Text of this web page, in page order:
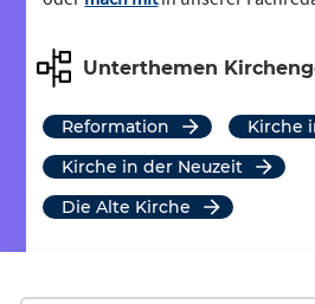
Unterthemen
Reformation
Kirche in der Neuzeit
Die Alte Kirche